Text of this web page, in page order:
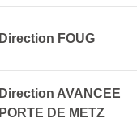
Direction FOUG
Direction AVANCEE
PORTE DE METZ